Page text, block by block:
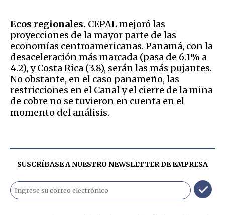
Ecos regionales. CEPAL mejoró las
proyecciones de la mayor parte de las
economías centroamericanas. Panamá, con la
desaceleración más marcada (pasa de 6.1% a
4.2), y Costa Rica (3.8), serán las más pujantes.
No obstante, en el caso panameño, las
restricciones en el Canal y el cierre de la mina
de cobre no se tuvieron en cuenta en el
momento del análisis.
SUSCRÍBASE A NUESTRO NEWSLETTER DEEMPRESA